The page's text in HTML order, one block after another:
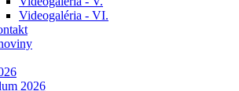
Videogaléria - VI.
2026